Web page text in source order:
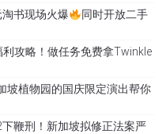
书现场火爆
同时开放二手
攻略！做任务免费拿Twinkle
坡植物园的国庆限定演出帮你
鞭刑！新加坡拟修正法案严